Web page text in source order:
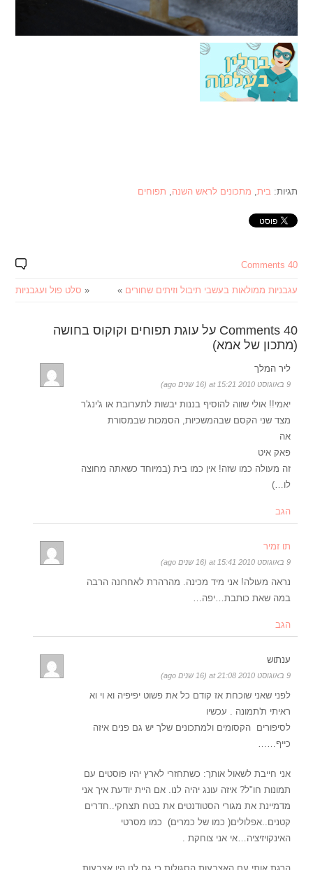
תגיות:בית, מתכונים לראש השנה, תפוחים
40 Comments
« סלט פול ועגבניות עגבניות ממולאות בעשבי תיבול וזיתים שחורים »
40 Comments על עוגת תפוחים וקוקוס בחושה
(מתכון של אמא)
ליר המלך
9 באוגוסט 2010 at 15:21 (16 שנים ago)
יאמי!! אולי שווה להוסיף בננות יבשות לתערובת או ג'ינג'ר
מצד שני הקסם שבהמשכיות, הסמכות שבמסורת
אה
פאק איט
זה מעולה כמו שזה! אין כמו בית (במיוחד כשאתה מחוצה
לו…)
הגב
תו זמיר
9 באוגוסט 2010 at 15:41 (16 שנים ago)
נראה מעולה! אני מיד מכינה. מהרהרת לאחרונה הרבה
במה שאת כותבת…יפה…
הגב
ענתוש
9 באוגוסט 2010 at 21:08 (16 שנים ago)
לפני שאני שוכחת אז קודם כל את פשוט יפיפיה וא וי וא
ראיתי ת'תמונה . עכשיו
לסיפורים הקסומים ולמתכונים שלך יש גם פנים איזה
כייף……
אני חייבת לשאול אותך: כשתחזרי לארץ יהיו פוסטים עם
תמונות חו"ל? איזה עונג יהיה לנו. אם היית יודעת איך אני
מדמיינת את מגורי הסטודנטים את בטח תצחקי..חדרים
קטנים..אפלולים( כמו של כמרים) כמו מסרטי
האינקויזיציה…אי אני צוחקת .